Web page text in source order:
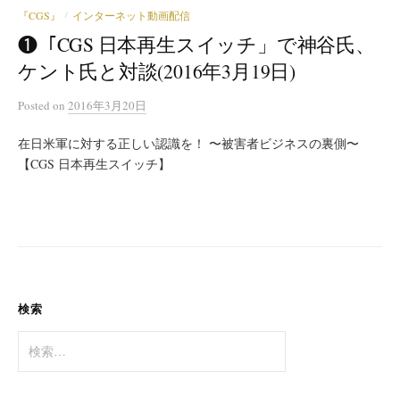
『CGS』 / インターネット動画配信
❶「CGS 日本再生スイッチ」で神谷氏、
ケント氏と対談(2016年3月19日)
Posted on 2016年3月20日
在日米軍に対する正しい認識を！ 〜被害者ビジネスの裏側〜
【CGS 日本再生スイッチ】
検索
索: